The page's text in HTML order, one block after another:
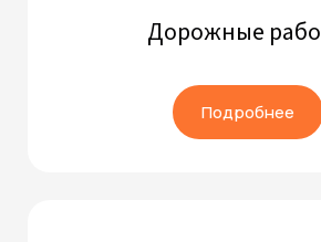
Дорожные
Подробнее